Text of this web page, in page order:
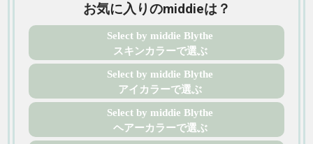
お気に入りのmiddieは？
Select by middie Blythe
スキンカラーで選ぶ
Select by middie Blythe
アイカラーで選ぶ
Select by middie Blythe
ヘアーカラーで選ぶ